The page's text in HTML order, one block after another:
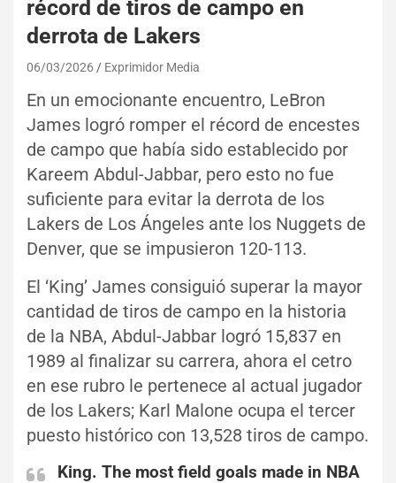
récord de tiros de campo en
derrota de Lakers
06/03/2026 Exprimidor Media
En un emocionante encuentro, LeBron
James logró romper el récord de encestes
de campo que había sido establecido por
Kareem Abdul-Jabbar, pero esto no fue
suficiente para evitar la derrota de los
Lakers de Los Ángeles ante los Nuggets de
Denver, que se impusieron 120-113.
El ‘King’ James consiguió superar la mayor
cantidad de tiros de campo en la historia
de la NBA, Abdul-Jabbar logró 15,837 en
1989 al finalizar su carrera, ahora el cetro
en ese rubro le pertenece al actual jugador
de los Lakers; Karl Malone ocupa el tercer
puesto histórico con 13,528 tiros de campo.
King. The most field goals made in NBA